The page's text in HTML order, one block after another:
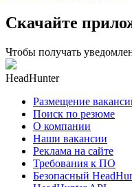
Скачайте
Чтобы получать
HeadHunter
Размещение
Поиск по резюме
О компании
Наши вакансии
Реклама на сайте
Требования к ПО
Безопасный